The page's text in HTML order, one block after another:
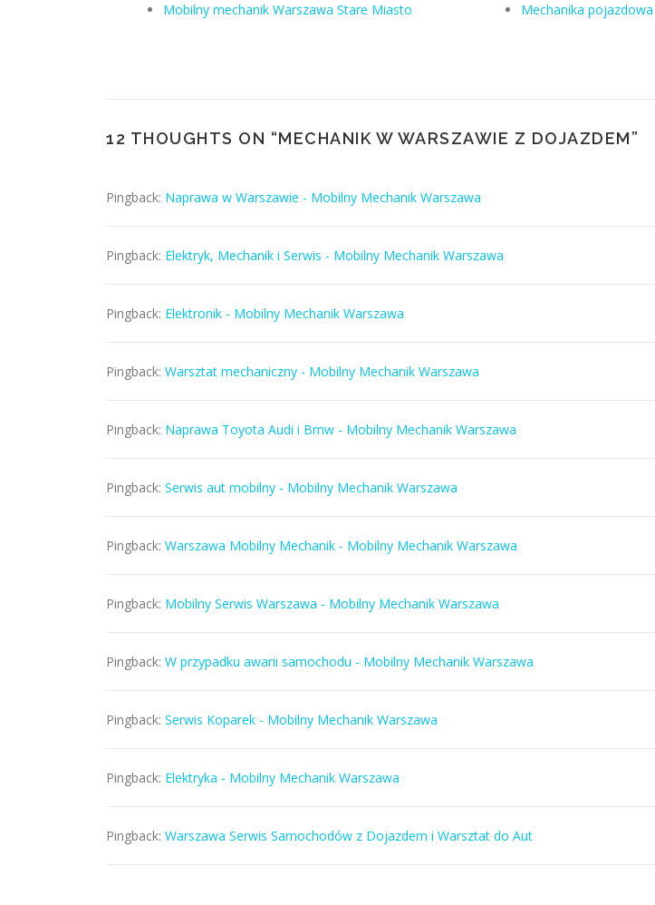
Mobilny mechanik Warszawa Stare Miasto
Mechanika pojazdowa
12 THOUGHTS ON “MECHANIK W WARSZAWIE Z DOJAZDEM”
Pingback: Naprawa w Warszawie - Mobilny Mechanik Warszawa
Pingback: Elektryk, Mechanik i Serwis - Mobilny Mechanik Warszawa
Pingback: Elektronik - Mobilny Mechanik Warszawa
Pingback: Warsztat mechaniczny - Mobilny Mechanik Warszawa
Pingback: Naprawa Toyota Audi i Bmw - Mobilny Mechanik Warszawa
Pingback: Serwis aut mobilny - Mobilny Mechanik Warszawa
Pingback: Warszawa Mobilny Mechanik - Mobilny Mechanik Warszawa
Pingback: Mobilny Serwis Warszawa - Mobilny Mechanik Warszawa
Pingback: W przypadku awarii samochodu - Mobilny Mechanik Warszawa
Pingback: Serwis Koparek - Mobilny Mechanik Warszawa
Pingback: Elektryka - Mobilny Mechanik Warszawa
Pingback: Warszawa Serwis Samochodów z Dojazdem i Warsztat do Aut